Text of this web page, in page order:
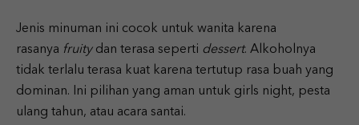
Jenis minuman ini cocok untuk wanita karena
rasanya fruity dan terasa seperti dessert. Alkoholnya
tidak terlalu terasa kuat karena tertutup rasa buah yang
dominan. Ini pilihan yang aman untuk girls night, pesta
ulang tahun, atau acara santai.